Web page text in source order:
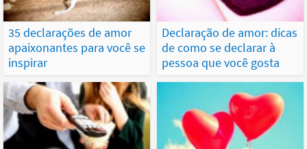
35 declarações de amor
apaixonantes para você se
inspirar
Declaração de amor: dicas
de como se declarar à
pessoa que você gosta